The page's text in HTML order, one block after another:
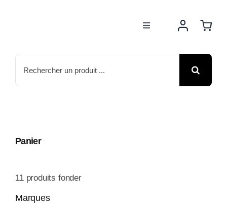
Toggle
BOUTIQUE
NOS MARQUES
Panier
11produits fonder
Marques